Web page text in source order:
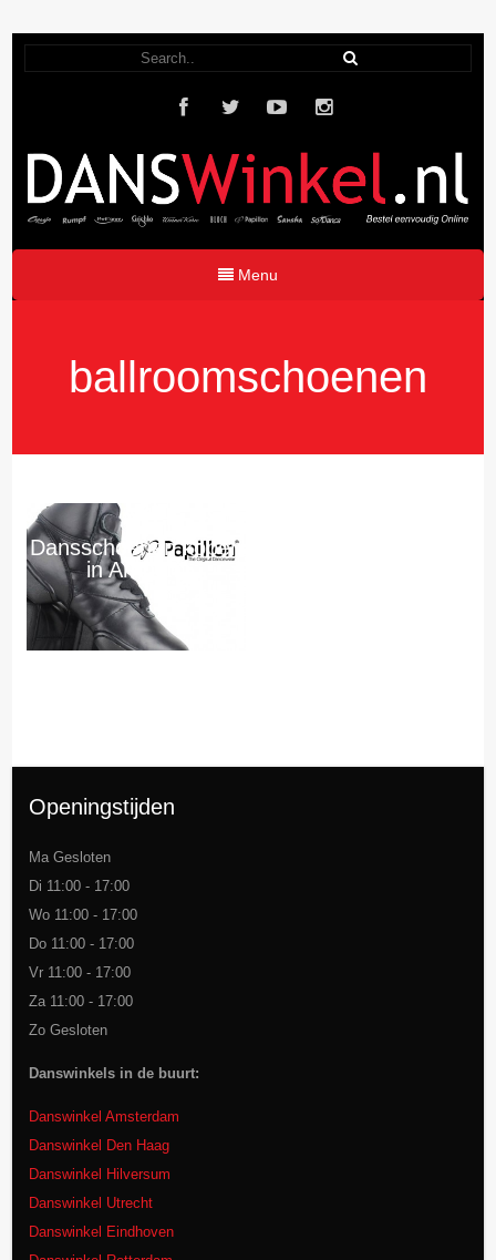
Menu
ballroomschoenen
Dansschoenen kopen
in Arnhem
Openingstijden
Ma Gesloten
Di 11:00 - 17:00
Wo 11:00 - 17:00
Do 11:00 - 17:00
Vr 11:00 - 17:00
Za 11:00 - 17:00
Zo Gesloten
Danswinkels in de buurt:
Danswinkel Amsterdam
Danswinkel Den Haag
Danswinkel Hilversum
Danswinkel Utrecht
Danswinkel Eindhoven